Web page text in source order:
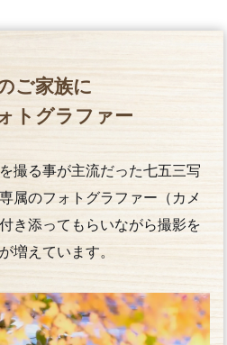
ご家族に
トグラファー
撮る事が主流だった七五三写
属のフォトグラファー（カメ
き添ってもらいながら撮影を
増えています。